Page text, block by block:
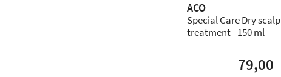
ACO
Special Care Dry scalp
treatment - 150 ml
79,00